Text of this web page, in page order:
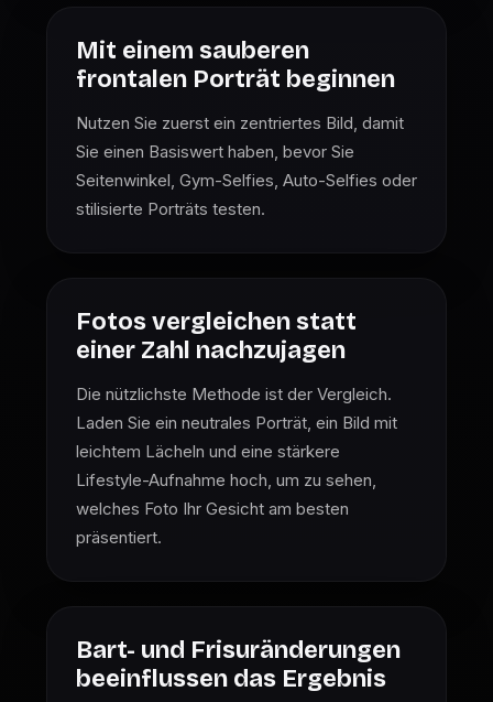
Mit einem sauberen
frontalen Porträt beginnen
Nutzen Sie zuerst ein zentriertes Bild, damit
Sie einen Basiswert haben, bevor Sie
Seitenwinkel, Gym-Selfies, Auto-Selfies oder
stilisierte Porträts testen.
Fotos vergleichen statt
einer Zahl nachzujagen
Die nützlichste Methode ist der Vergleich.
Laden Sie ein neutrales Porträt, ein Bild mit
leichtem Lächeln und eine stärkere
Lifestyle-Aufnahme hoch, um zu sehen,
welches Foto Ihr Gesicht am besten
präsentiert.
Bart- und Frisuränderungen
beeinflussen das Ergebnis